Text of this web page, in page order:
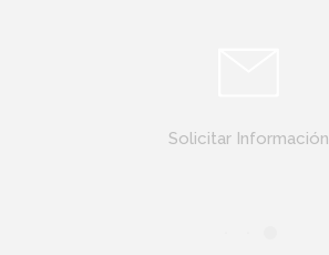
Solicitar Información